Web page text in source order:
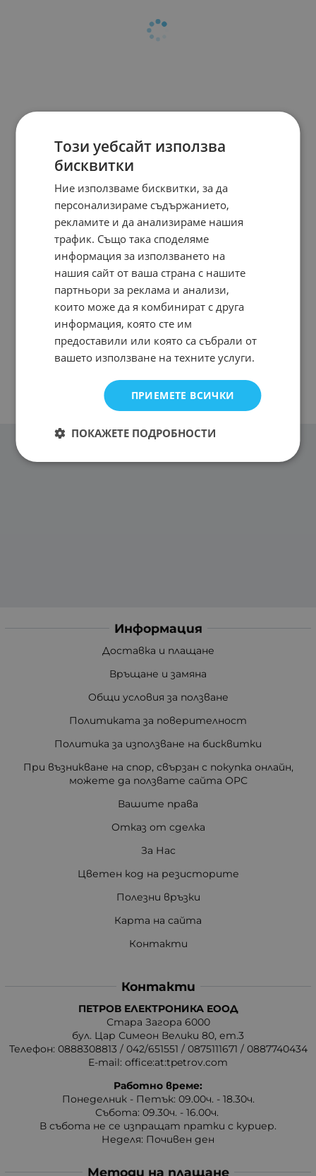
Информация
Доставка и плащане
Връщане и замяна
Общи условия за ползване
Политиката за поверителност
Политика за използване на бисквитки
При възникване на спор, свързан с покупка онлайн,
можете да ползвате сайта ОРС
Вашите права
Отказ от сделка
За Нас
Цветен код на резисторите
Полезни връзки
Карта на сайта
Контакти
Контакти
ПЕТРОВ ЕЛЕКТРОНИКА ЕООД
Стара Загора 6000
бул. Цар Симеон Велики 80, ет.3
Телефон: 0888308813 / 042/651551 / 0875111671 / 0887740434
E-mail: office:at:tpetrov.com
Работно време:
Понеделник - Петък: 09.00ч. - 18.30ч.
Събота: 09.30ч. - 16.00ч.
В събота не се изпращат пратки с куриер.
Неделя: Почивен ден
Методи на плащане
Този уебсайт използва
бисквитки
Ние използваме бисквитки, за да
персонализираме съдържанието,
рекламите и да анализираме нашия
трафик. Също така споделяме
информация за използването на
нашия сайт от ваша страна с нашите
партньори за реклама и анализи,
които може да я комбинират с друга
информация, която сте им
предоставили или която са събрали от
вашето използване на техните услуги.
ПРИЕМЕТЕ ВСИЧКИ
ПОКАЖЕТЕ ПОДРОБНОСТИ